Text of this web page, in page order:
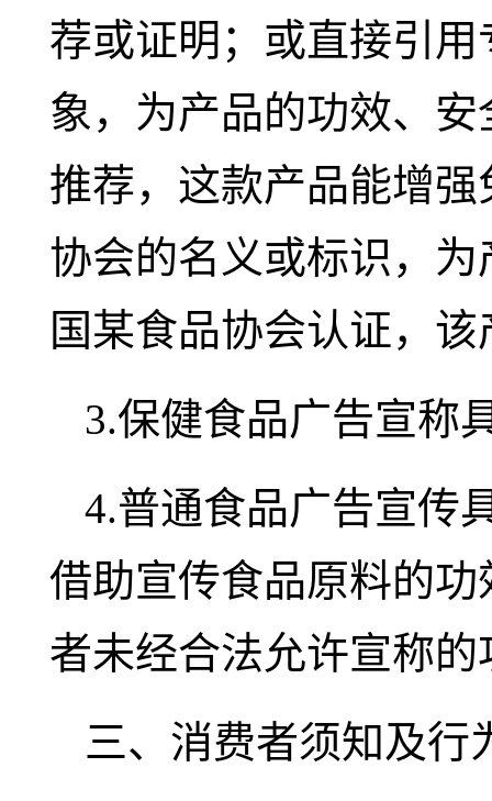
荐或证明；或直接引
象，为产品的功效、
推荐，这款产品能增
协会的名义或标识，
国某食品协会认证，
3.保健食品广告宣称
4.普通食品广告宣传
借助宣传食品原料的
者未经合法允许宣称
三、消费者须知及行